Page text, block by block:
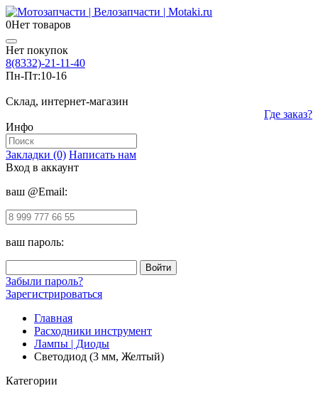
0Нет товаров
Нет покупок
8(8332)-21-11-40
Пн-Пт:10-16
Склад, интернет-магазин
Где заказ?
Инфо
Закладки (0) Написать нам
Вход в аккаунт
ваш @Email:
ваш пароль:
Забыли пароль?
Зарегистрироваться
Главная
Расходники инструмент
Лампы | Диоды
Светодиод (3 мм, Желтый)
Категории